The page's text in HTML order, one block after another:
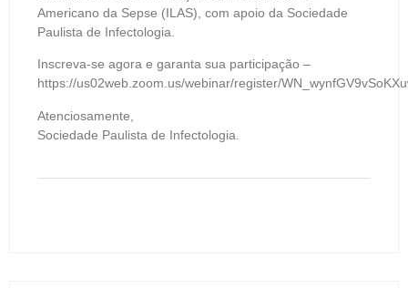
Americano da Sepse (ILAS), com apoio da Sociedade
Paulista de Infectologia.
Inscreva-se agora e garanta sua participação –
https://us02web.zoom.us/webinar/register/
Atenciosamente,
Sociedade Paulista de Infectologia.